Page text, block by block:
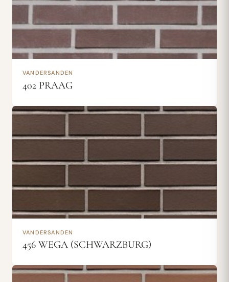
VANDERSANDEN
402 PRAAG
VANDERSANDEN
456 WEGA (SCHWARZBURG)